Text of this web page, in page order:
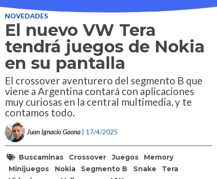
NOVEDADES
El nuevo VW Tera
tendrá juegos de Nokia
en su pantalla
El crossover aventurero del segmento B que
viene a Argentina contará con aplicaciones
muy curiosas en la central multimedia, y te
contamos todo.
Juan Ignacio Gaona | 17/4/2025
Buscaminas Crossover Juegos
Memory
Minijuegos
Nokia Segmento B Snake
Tera